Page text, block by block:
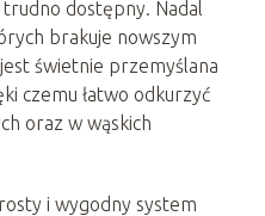
dostępny. Nadal
brakuje nowszym
świetnie przemyślana
czemu łatwo odkurzyć
oraz w wąskich
i wygodny system